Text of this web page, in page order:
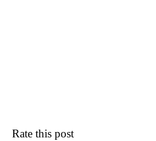
Rate this post